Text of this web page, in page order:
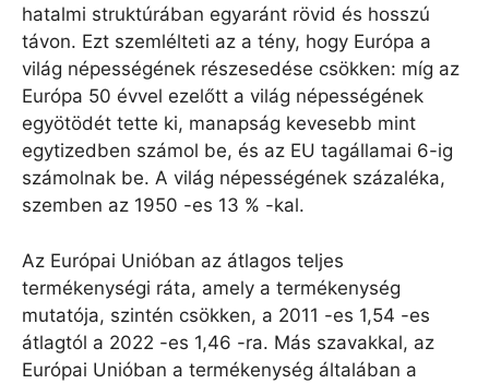
hatalmi struktúrában egyaránt rövid és hosszú
távon. Ezt szemlélteti az a tény, hogy Európa a
világ népességének részesedése csökken: míg az
Európa 50 évvel ezelőtt a világ népességének
egyötödét tette ki, manapság kevesebb mint
egytizedben számol be, és az EU tagállamai 6-ig
számolnak be. A világ népességének százaléka,
szemben az 1950 -es 13 % -kal.
Az Európai Unióban az átlagos teljes
termékenységi ráta, amely a termékenység
mutatója, szintén csökken, a 2011 -es 1,54 -es
átlagtól a 2022 -es 1,46 -ra. Más szavakkal, az
Európai Unióban a termékenység általában a